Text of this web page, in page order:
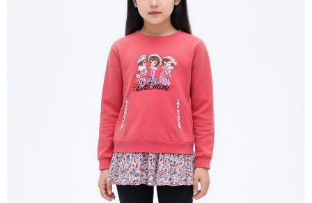
每筆NT$80，滿NT$2,000(含以上)免運費
每筆NT$80，滿NT$2,000(含以上)免運費